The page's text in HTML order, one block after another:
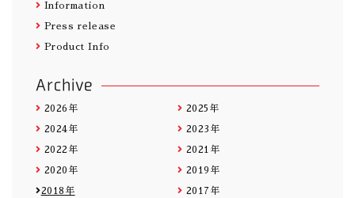
Information
Press release
Product Info
Archive
2026年 2025年
2024年 2023年
2022年 2021年
2020年 2019年
2018年 2017年